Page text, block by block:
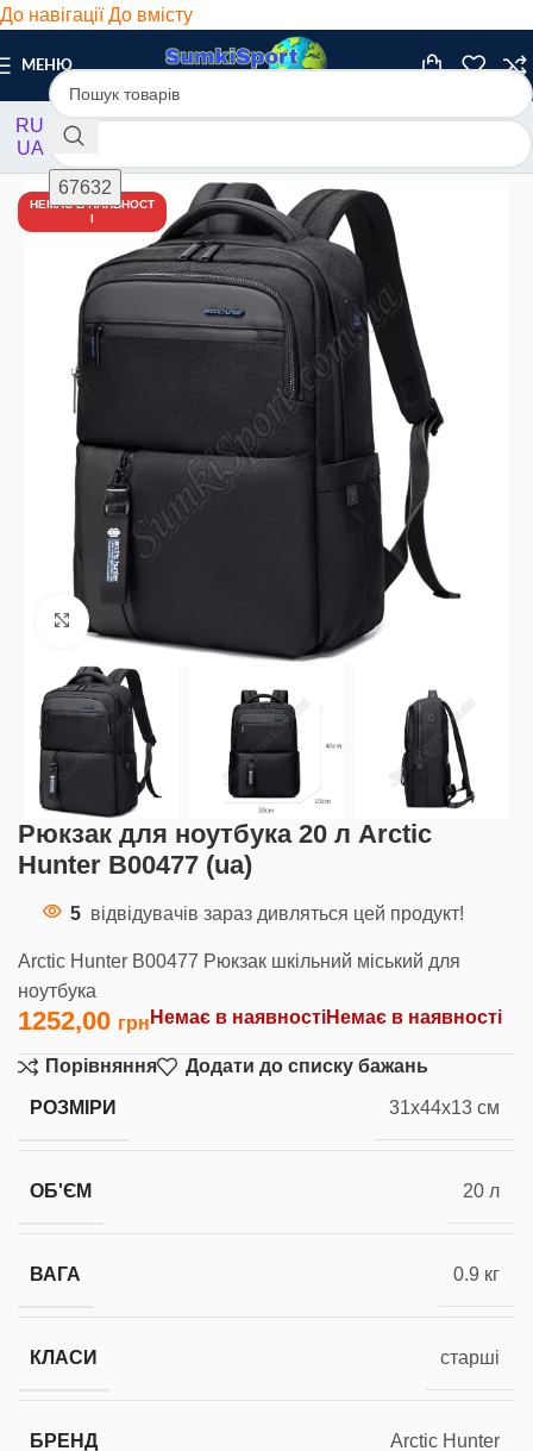
До навігаціїДо вмісту
МЕНЮ
RU
UA
Головна/ Рюкзаки/ Міські
НЕМАЄ В НАЯВНОСТ
І
Клацніть, щоб збільшити
Рюкзак для ноутбука 20 л Arctic
Hunter В00477 (ua)
5 відвідувачів зараз дивляться цей продукт!
Arctic Hunter В00477 Рюкзак шкільний міський для
ноутбука
1252,00 Немає в наявностіНемає в наявності
Порівняння Додати до списку бажань
РОЗМІРИ 31x44x13 см
ОБ'ЄМ 20 л
ВАГА 0.9 кг
КЛАСИ старші
БРЕНД Arctic Hunter